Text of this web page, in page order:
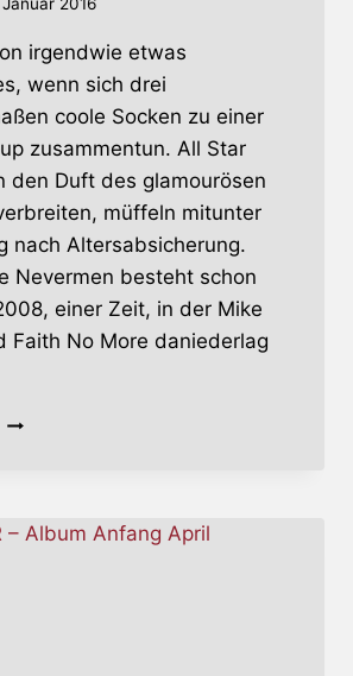
irgendwie etwas
wenn sich drei
coole Socken zu einer
zusammentun. All Star
den Duft des glamourösen
müffeln mitunter
nach Altersabsicherung.
Nevermen besteht schon
einer Zeit, in der Mike
Faith No More daniederlag